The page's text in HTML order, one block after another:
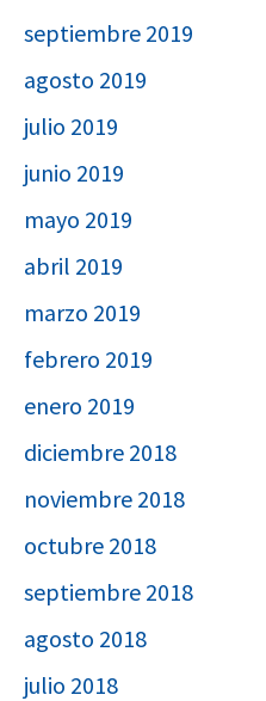
septiembre 2019
agosto 2019
julio 2019
junio 2019
mayo 2019
abril 2019
marzo 2019
febrero 2019
enero 2019
diciembre 2018
noviembre 2018
octubre 2018
septiembre 2018
agosto 2018
julio 2018